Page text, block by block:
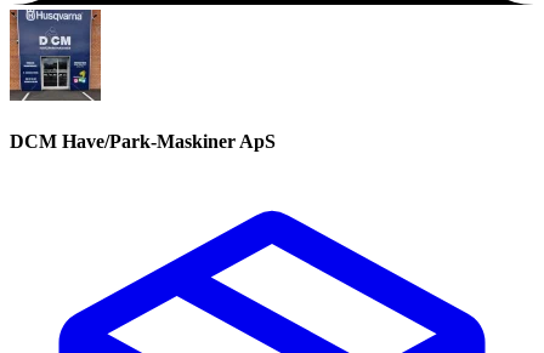
DCM Have/Park-Maskiner ApS